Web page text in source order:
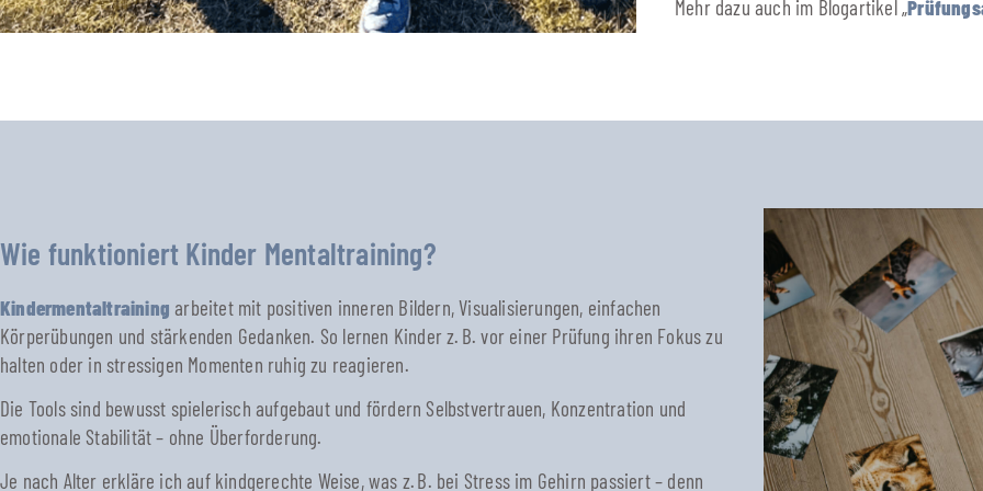
Mehr dazu auch im Blogartikel „
Wie funktioniert Kinder Mentaltraining?
Kindermentaltraining arbeitet mit positiven inneren Bildern, Visualisierungen, einfachen
Körperübungen und stärkenden Gedanken. So lernen Kinder z. B. vor einer Prüfung ihren Fokus zu
halten oder in stressigen Momenten ruhig zu reagieren.
Die Tools sind bewusst spielerisch aufgebaut und fördern Selbstvertrauen, Konzentration und
emotionale Stabilität – ohne Überforderung.
Je nach Alter erkläre ich auf kindgerechte Weise, was z. B. bei Stress im Gehirn passiert – denn